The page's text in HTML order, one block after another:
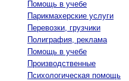
Помощь в учебе
Парикмахерские услуги
Перевозки, грузчики
Полиграфия, реклама
Помощь в учебе
Производственные
Психологическая помощь